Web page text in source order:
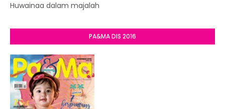
Huwainaa dalam majalah
PA&MA DIS 2016